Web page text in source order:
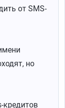
от SMS-
но
кредитов